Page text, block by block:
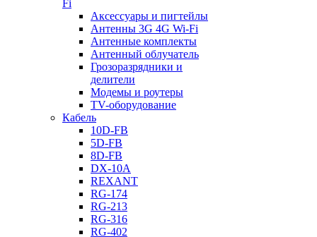
Fi
Аксессуары и пигтейлы
Антенны 3G 4G Wi-Fi
Антенные комплекты
Антенный облучатель
Грозоразрядники и
делители
Модемы и роутеры
TV-оборудование
Кабель
10D-FB
5D-FB
8D-FB
DX-10A
REXANT
RG-174
RG-213
RG-316
RG-402